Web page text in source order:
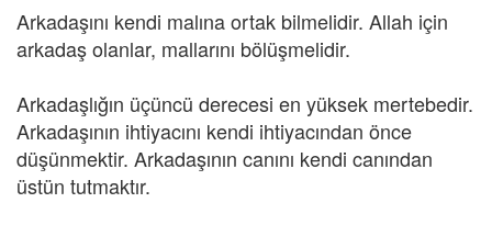
Arkadaşını kendi malına ortak bilmelidir. Allah için
arkadaş olanlar, mallarını bölüşmelidir.
Arkadaşlığın üçüncü derecesi en yüksek mertebedir.
Arkadaşının ihtiyacını kendi ihtiyacından önce
düşünmektir. Arkadaşının canını kendi canından
üstün tutmaktır.